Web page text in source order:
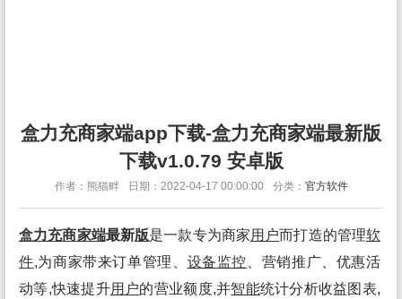
盒力充商家端app下载-盒力充商家端最新版
下载v1.0.79 安卓版
作者：熊猫畔 日期：2022-04-17 00:00:00 分类： 官方软件
盒力充商家端最新版是一款专为商家用户而打造的管理软
件,为商家带来订单管理、 设备监控 、营销推广、优惠活
动等,快速提升用户的营业额度,并智能统计分析收益图表,